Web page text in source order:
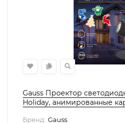
Gauss Проектор
Holiday, анимированные
1/30, HL093
Бренд: Gauss